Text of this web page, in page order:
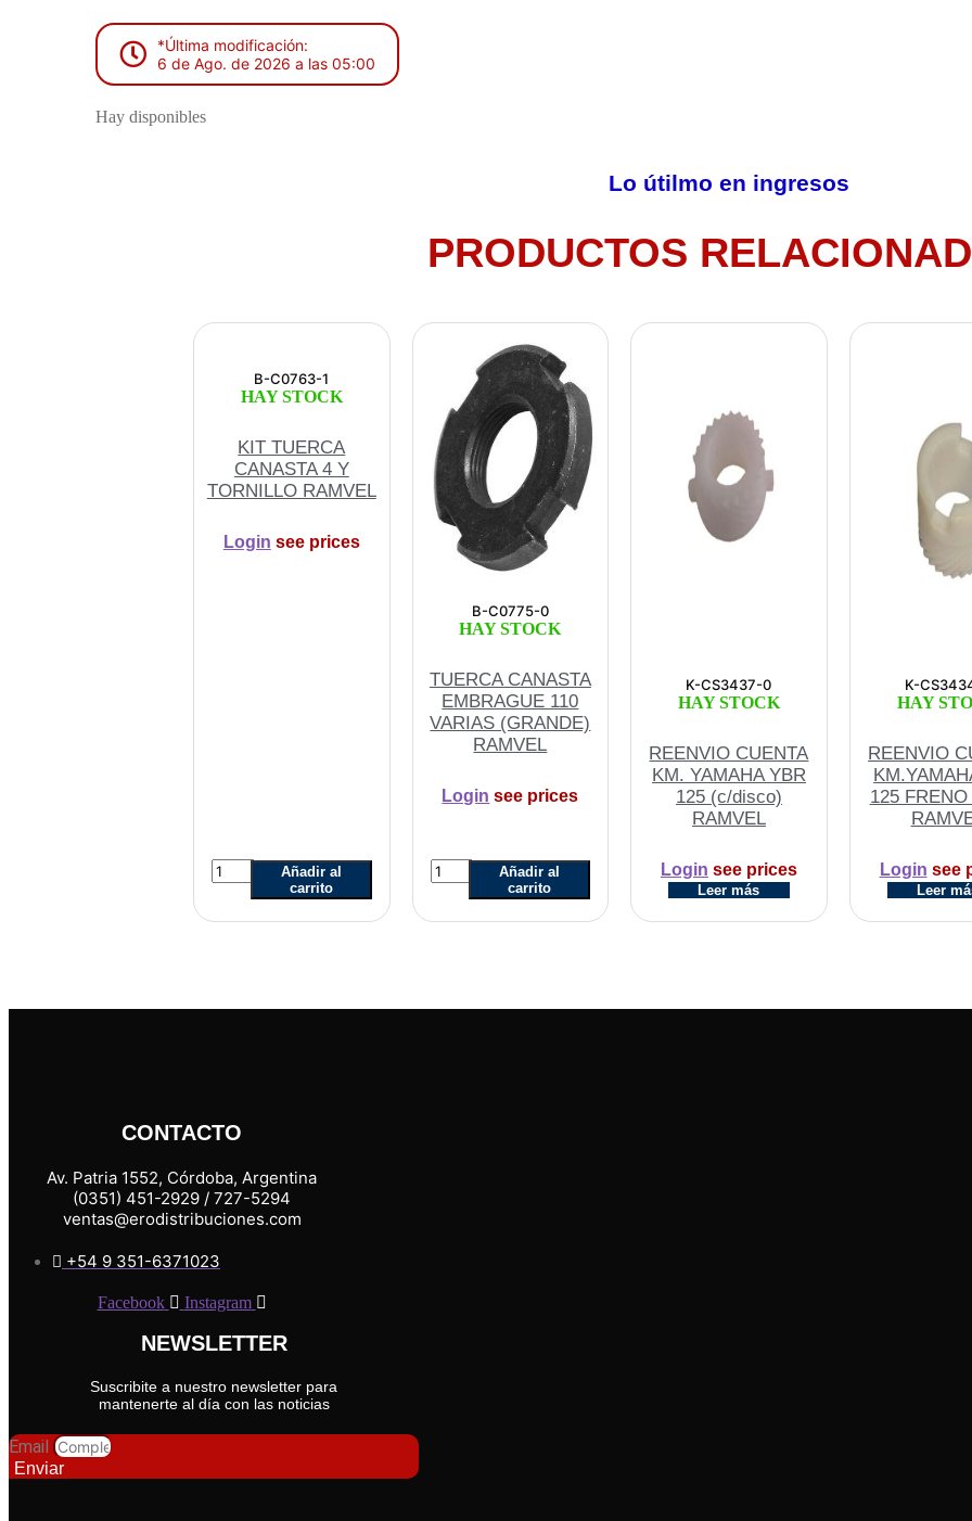
*Última modificación:
6 de Ago. de 2026 a las 05:00
Hay disponibles
Lo útilmo en ingresos
PRODUCTOS
B-C0763-1
HAY STOCK
KIT TUERCA
CANASTA 4 Y
TORNILLO RAMVEL
Login see prices
KIT
TUERCA
4
Añadir al
carrito
B-C0775-0
HAY STOCK
TUERCA CANASTA
EMBRAGUE 110
VARIAS (GRANDE)
RAMVEL
Login see prices
TUERCA
CANASTA
110
Añadir al
carrito
K-CS3437-0
HAY STOCK
REENVIO CUENTA
KM. YAMAHA YBR
125 (c/disco)
RAMVEL
Login see prices
Leer más
K-
HAY
REENVIO
125
Login see
Leer
CONTACTO
Av. Patria 1552, Córdoba, Argentina
(0351) 451-2929 / 727-5294
ventas@erodistribuciones.com
+54 9 351-6371023
Facebook Instagram
NEWSLETTER
Suscribite a nuestro newsletter para
mantenerte al día con las noticias
Email
Enviar